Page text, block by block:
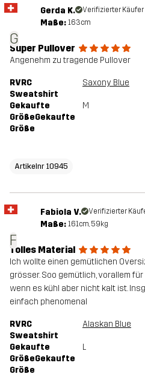
G
Gerda K. Verifizierter Käufer
Maße: 163cm
Super Pullover
Angenehm zu tragende Pullover
RVRC
Sweatshirt
Saxony Blue
Gekaufte
GrößeGekaufte
Größe
M
Artikelnr 10945
F
Fabiola V. Verifizierter
Maße: 161cm, 59kg
Tolles Material
Ich wollte einen gemütlichen
grösser. Soo gemütlich, vorallem
wenn es kühl aber nicht kalt ist.
einfach phenomenal
RVRC
Sweatshirt
Alaskan Blue
Gekaufte
GrößeGekaufte
Größe
L